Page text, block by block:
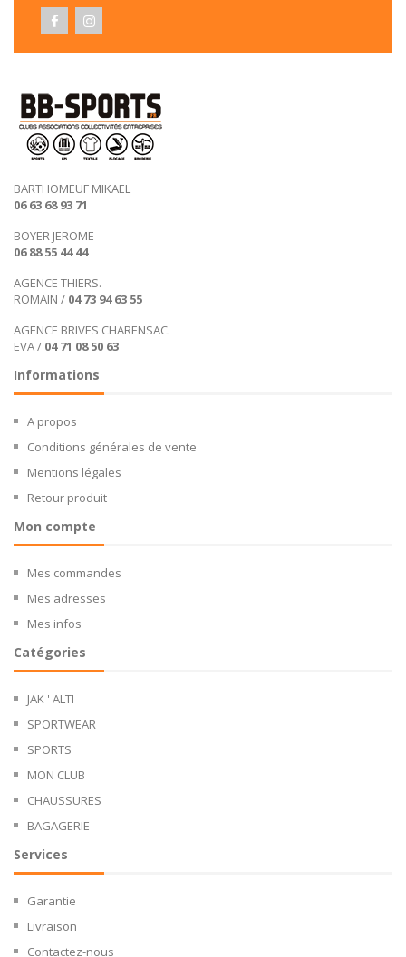
BARTHOMEUF MIKAEL
06 63 68 93 71
BOYER JEROME
06 88 55 44 44
AGENCE THIERS.
ROMAIN / 04 73 94 63 55
AGENCE BRIVES CHARENSAC.
EVA / 04 71 08 50 63
Informations
A propos
Conditions générales de vente
Mentions légales
Retour produit
Mon compte
Mes commandes
Mes adresses
Mes infos
Catégories
JAK ' ALTI
SPORTWEAR
SPORTS
MON CLUB
CHAUSSURES
BAGAGERIE
Services
Garantie
Livraison
Contactez-nous